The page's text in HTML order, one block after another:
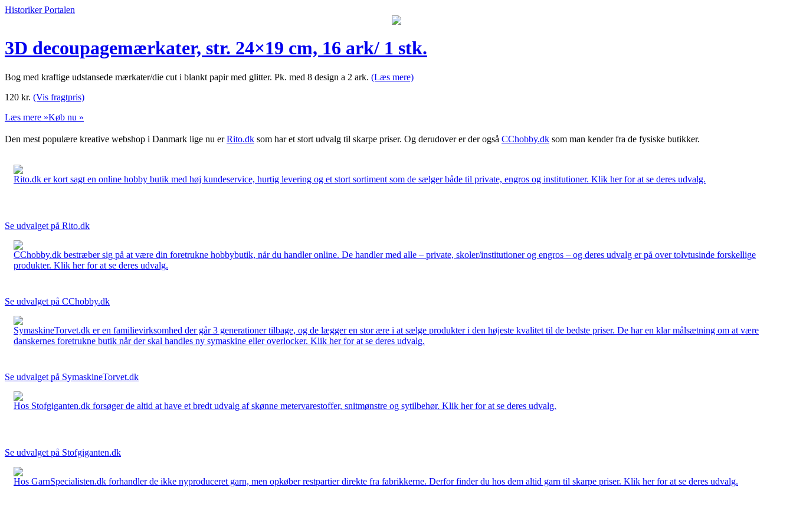
Historiker Portalen
3D decoupagemærkater, str. 24×19 cm, 16 ark/ 1 stk.
Bog med kraftige udstansede mærkater/die cut i blankt papir med glitter. Pk. med 8 design a 2 ark. (Læs mere)
120 kr. (Vis fragtpris)
Læs mere »Køb nu »
Den mest populære kreative webshop i Danmark lige nu erRito.dk som har et stort udvalg til skarpe priser. Og derudover er der også CChobby.dk som man kender fra de fysiske butikker.
Rito.dk er kort sagt en online hobby butik med høj kundeservice, hurtig levering og et stort sortiment som de sælger både til private, engros og institutioner. Klik her for at se deres udvalg.
Se udvalget på Rito.dk
CChobby.dk bestræber sig på at være din foretrukne hobbybutik, når du handler online. De handler med alle – private, skoler/institutioner og engros – og deres udvalg er på over tolvtusinde forskellige
produkter. Klik her for at se deres udvalg.
Se udvalget på CChobby.dk
SymaskineTorvet.dk er en familievirksomhed der går 3 generationer tilbage, og de lægger en stor ære i at sælge produkter i den højeste kvalitet til de bedste priser. De har en klar målsætning om at være
danskernes foretrukne butik når der skal handles ny symaskine eller overlocker. Klik her for at se deres udvalg.
Se udvalget på SymaskineTorvet.dk
Hos Stofgiganten.dk forsøger de altid at have et bredt udvalg af skønne metervarestoffer, snitmønstre og sytilbehør. Klik her for at se deres udvalg.
Se udvalget på Stofgiganten.dk
Hos GarnSpecialisten.dk forhandler de ikke nyproduceret garn, men opkøber restpartier direkte fra fabrikkerne. Derfor finder du hos dem altid garn til skarpe priser. Klik her for at se deres udvalg.